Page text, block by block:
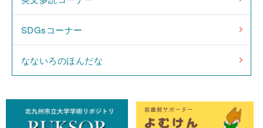
SDGsコーナー
なないろのほんだな